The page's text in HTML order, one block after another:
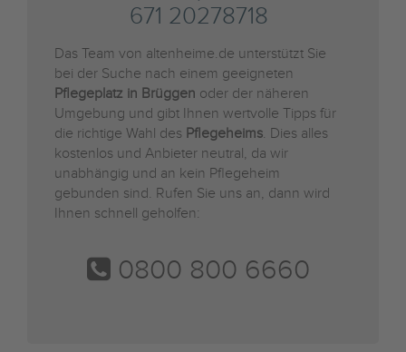
671 20278718
Das Team von altenheime.de unterstützt Sie
bei der Suche nach einem geeigneten
Pflegeplatz in Brüggen oder der näheren
Umgebung und gibt Ihnen wertvolle Tipps für
die richtige Wahl des Pflegeheims. Dies alles
kostenlos und Anbieter neutral, da wir
unabhängig und an kein Pflegeheim
gebunden sind. Rufen Sie uns an, dann wird
Ihnen schnell geholfen:
0800 800 6660